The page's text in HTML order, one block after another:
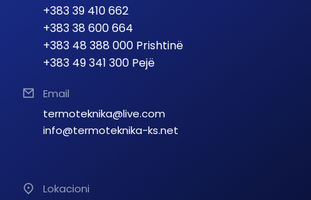
+383 39 410 662
+383 38 600 664
+383 48 388 000 Prishtinë
+383 49 341 300 Pejë
Email
termoteknika@live.com
info@termoteknika-ks.net
Lokacioni